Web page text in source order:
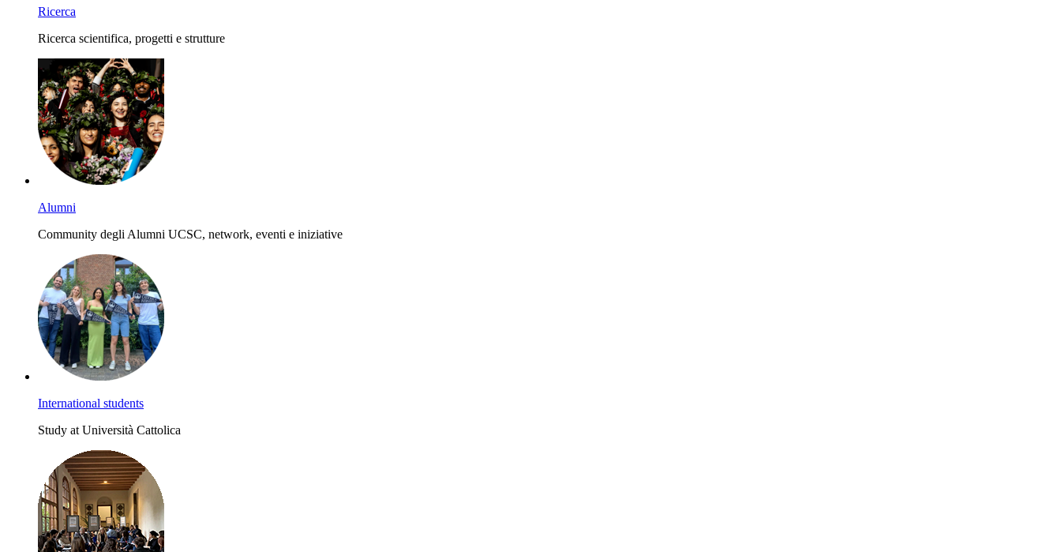
Ricerca
Ricerca scientifica, progetti e strutture
Alumni
Community degli Alumni UCSC, network, eventi e iniziative
International students
Study at Università Cattolica